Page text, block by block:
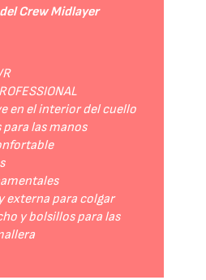
Crew Midlayer
en el interior del cuello
las manos
externa para colgar
y bolsillos para las